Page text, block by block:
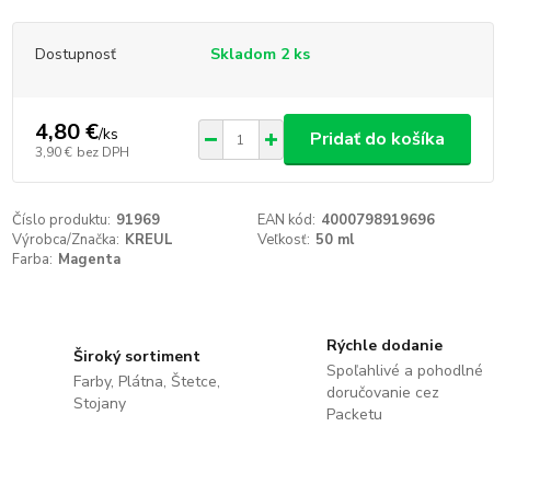
Dostupnosť Skladom 2 ks
4,80 €/ks
3,90 € bez DPH
Pridať do košíka
Číslo produktu: 91969 EAN kód: 4000798919696
Výrobca/Značka: KREUL Veľkosť: 50 ml
Farba: Magenta
Široký sortiment
Farby, Plátna, Štetce,
Stojany
Rýchle dodanie
Spoľahlivé a pohodlné
doručovanie cez
Packetu